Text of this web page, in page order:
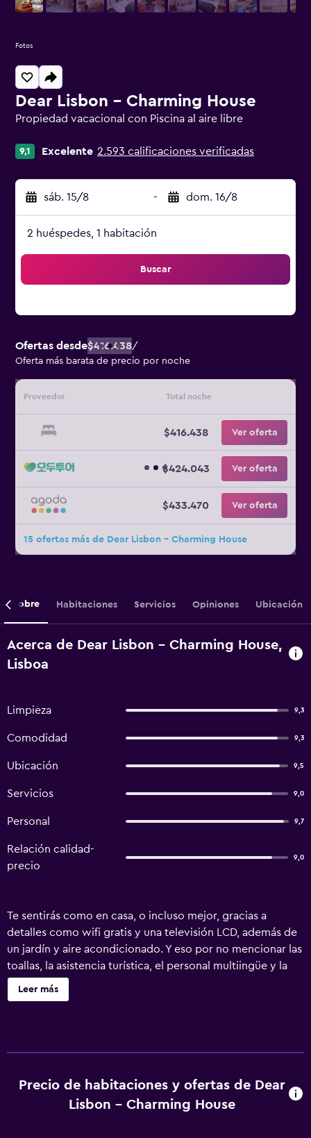
Dear Lisbon - Charming House
Propiedad vacacional con Piscina al aire libre
9,1 Excelente 2.593 calificaciones verificadas
sáb. 15/8 - dom. 16/8
2 huéspedes, 1 habitación
Buscar
Ofertas desde$416.438/
Oferta más barata de precio por noche
Proveedor Total noche
$416.438 Ver oferta
$424.043 Ver oferta
$433.470 Ver oferta
15 ofertas más de Dear Lisbon - Charming House
Fotos
Sobre Habitaciones Servicios Opiniones Ubicación
Acerca de Dear Lisbon - Charming House,
Lisboa
Limpieza 9,3
Comodidad 9,3
Ubicación 9,5
Servicios 9,0
Personal 9,7
Relación calidad-
precio
9,0
Te sentirás como en casa, o incluso mejor, gracias a
detalles como wifi gratis y una televisión LCD, además de
un jardín y aire acondicionado. Y eso por no mencionar las
toallas, la asistencia turística, el personal multiingüe y la
consigna de equipaje.
Leer más
Precio de habitaciones y ofertas de Dear
Lisbon - Charming House